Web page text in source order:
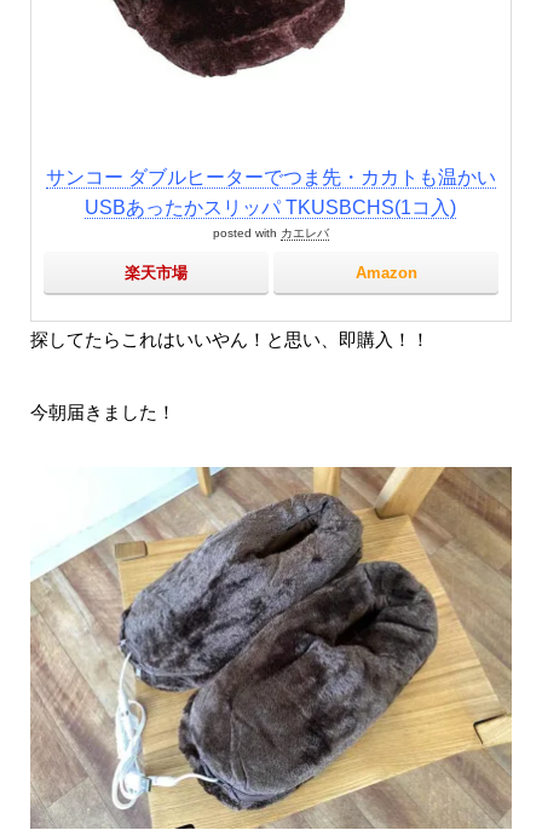
サンコー ダブルヒーターでつま先・カカトも温かい
USBあったかスリッパ TKUSBCHS(1コ入)
posted with カエレバ
楽天市場 Amazon
探してたらこれはいいやん！と思い、即購入！！
今朝届きました！